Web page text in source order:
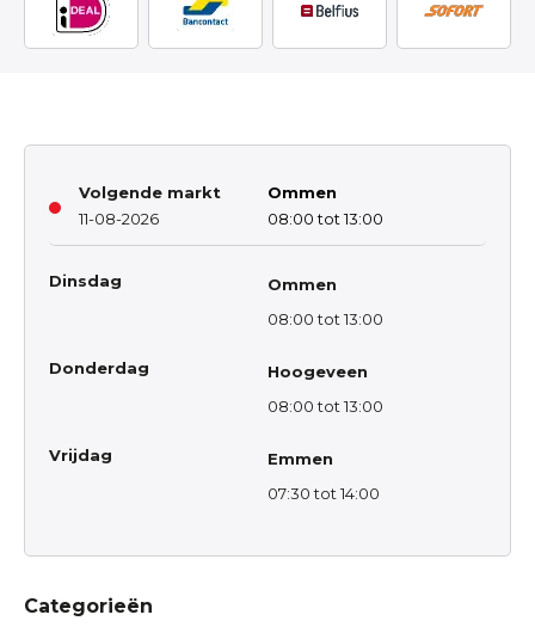
Volgende markt
11-08-2026
Ommen
08:00 tot 13:00
Dinsdag
Ommen
08:00 tot 13:00
Donderdag
Hoogeveen
08:00 tot 13:00
Vrijdag
Emmen
07:30 tot 14:00
Categorieën